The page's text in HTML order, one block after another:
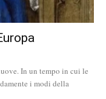
In un tempo in cui le
i modi della